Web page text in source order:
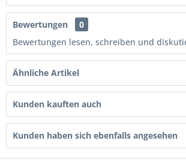
Bewertungen
0
Bewertungen lesen, schreiben und
Ähnliche Artikel
Kunden kauften auch
Kunden haben sich ebenfalls angesehen